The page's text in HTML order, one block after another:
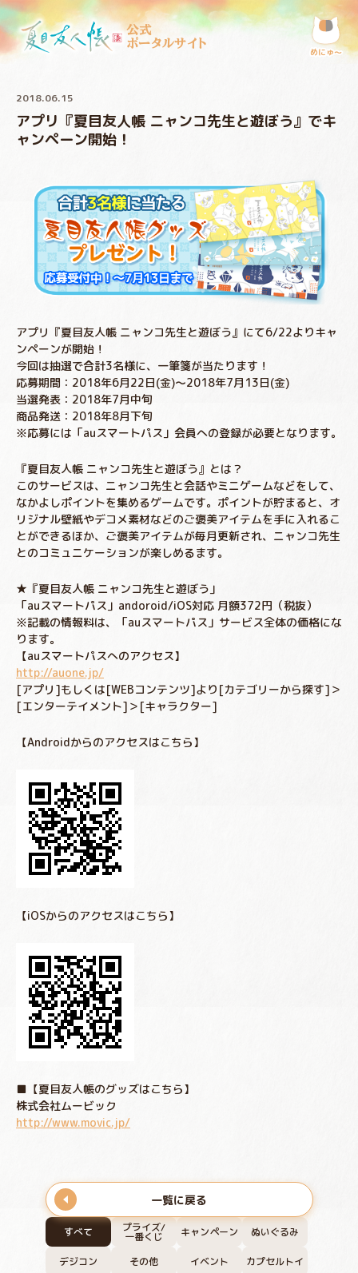
公式
ポータルサイト
めにゅ〜
すべて プライズ/
一番くじ キャンペーン ぬいぐるみ
デジコン その他 イベント カプセルトイ
2018.06.15
アプリ『夏目友人帳 ニャンコ先生と遊ぼう』でキ
ャンペーン開始！
アプリ『夏目友人帳 ニャンコ先生と遊ぼう』にて6/22よりキャ
ンペーンが開始！
今回は抽選で合計3名様に、一筆箋が当たります！
応募期間：2018年6月22日(金)～2018年7月13日(金)
当選発表：2018年7月中旬
商品発送：2018年8月下旬
※応募には「auスマートパス」会員への登録が必要となります。
『夏目友人帳 ニャンコ先生と遊ぼう』とは？
このサービスは、ニャンコ先生と会話やミニゲームなどをして、
なかよしポイントを集めるゲームです。ポイントが貯まると、オ
リジナル壁紙やデコメ素材などのご褒美アイテムを手に入れるこ
とができるほか、ご褒美アイテムが毎月更新され、ニャンコ先生
とのコミュニケーションが楽しめるます。
★『夏目友人帳 ニャンコ先生と遊ぼう」
「auスマートパス」andoroid/iOS対応 月額372円（税抜）
※記載の情報料は、「auスマートパス」サービス全体の価格にな
ります。
【auスマートパスへのアクセス】
http://auone.jp/
[アプリ]もしくは[WEBコンテンツ]より[カテゴリーから探す]＞
[エンターテイメント]＞[キャラクター]
【Androidからのアクセスはこちら】
【iOSからのアクセスはこちら】
■【夏目友人帳のグッズはこちら】
株式会社ムービック
http://www.movic.jp/
一覧に戻る